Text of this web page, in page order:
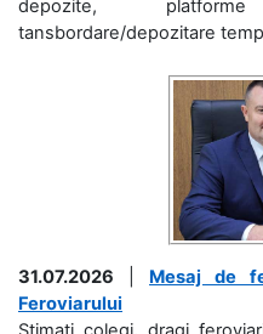
depozite,
tansbordare/depozitare
31.07.2026
Mesaj de
Feroviarului